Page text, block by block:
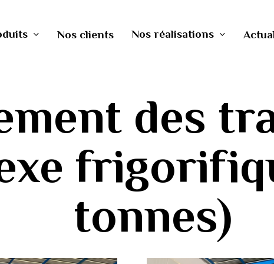
Nos clients Nos réalisations
des
tonnes)